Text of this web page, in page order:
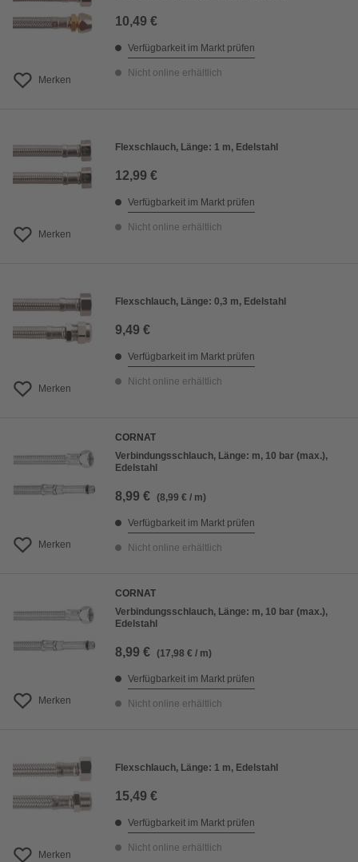
Merken
10,49 €
Verfügbarkeit im Markt prüfen
Nicht online erhältlich
Merken
Flexschlauch, Länge: 1 m, Edelstahl
12,99 €
Verfügbarkeit im Markt prüfen
Nicht online erhältlich
Merken
Flexschlauch, Länge: 0,3 m, Edelstahl
9,49 €
Verfügbarkeit im Markt prüfen
Nicht online erhältlich
Merken
CORNAT
Verbindungsschlauch, Länge: m, 10 bar (max.),
Edelstahl
8,99 € (8,99 € / m)
Verfügbarkeit im Markt prüfen
Nicht online erhältlich
Merken
CORNAT
Verbindungsschlauch, Länge: m, 10 bar (max.),
Edelstahl
8,99 € (17,98 € / m)
Verfügbarkeit im Markt prüfen
Nicht online erhältlich
Merken
Flexschlauch, Länge: 1 m, Edelstahl
15,49 €
Verfügbarkeit im Markt prüfen
Nicht online erhältlich